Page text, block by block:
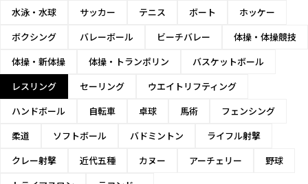
水泳・水球
サッカー テニス ボート
ホッケー
ボクシング
バレーボール ビーチバレー
体操・体操競技
体操・新体操
体操・トランポリン
バスケットボール
レスリング
セーリング
ウエイトリフティング
ハンドボール
自転車 卓球 馬術
フェンシング
柔道
ソフトボール バドミントン
ライフル射撃
クレー射撃
近代五種 カヌー アーチェリー
野球